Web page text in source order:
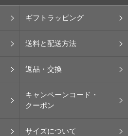
ギフトラッピング
送料と配送方法
返品・交換
キャンペーンコード・
クーポン
サイズについて